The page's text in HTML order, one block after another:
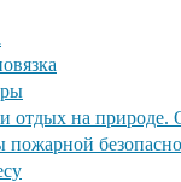
отдых на природе.